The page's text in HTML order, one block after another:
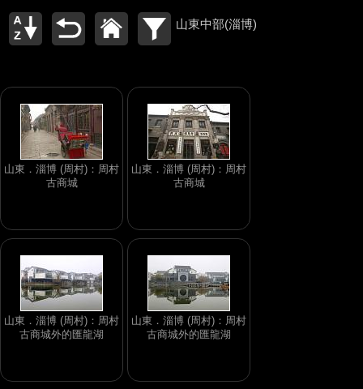
山東中部(淄博)
山東．淄博 (周村)：周村
古商城
山東．淄博 (周村)：周村
古商城
山東．淄博 (周村)：周村
古商城外的匯龍湖
山東．淄博 (周村)：周村
古商城外的匯龍湖